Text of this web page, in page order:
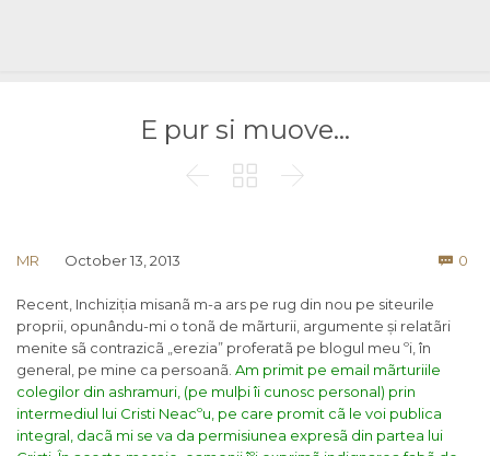
E pur si muove…
  
MR October 13, 2013  0
Recent, Inchiziția misanã m-a ars pe rug din nou pe siteurile
proprii, opunându-mi o tonã de mãrturii, argumente și relatãri
menite sã contrazicã „erezia” proferatã pe blogul meu ºi, în
general, pe mine ca persoanã. Am primit pe email mãrturiile
colegilor din ashramuri, (pe mulþi îi cunosc personal) prin
intermediul lui Cristi Neacºu, pe care promit cã le voi publica
integral, dacã mi se va da permisiunea expresã din partea lui